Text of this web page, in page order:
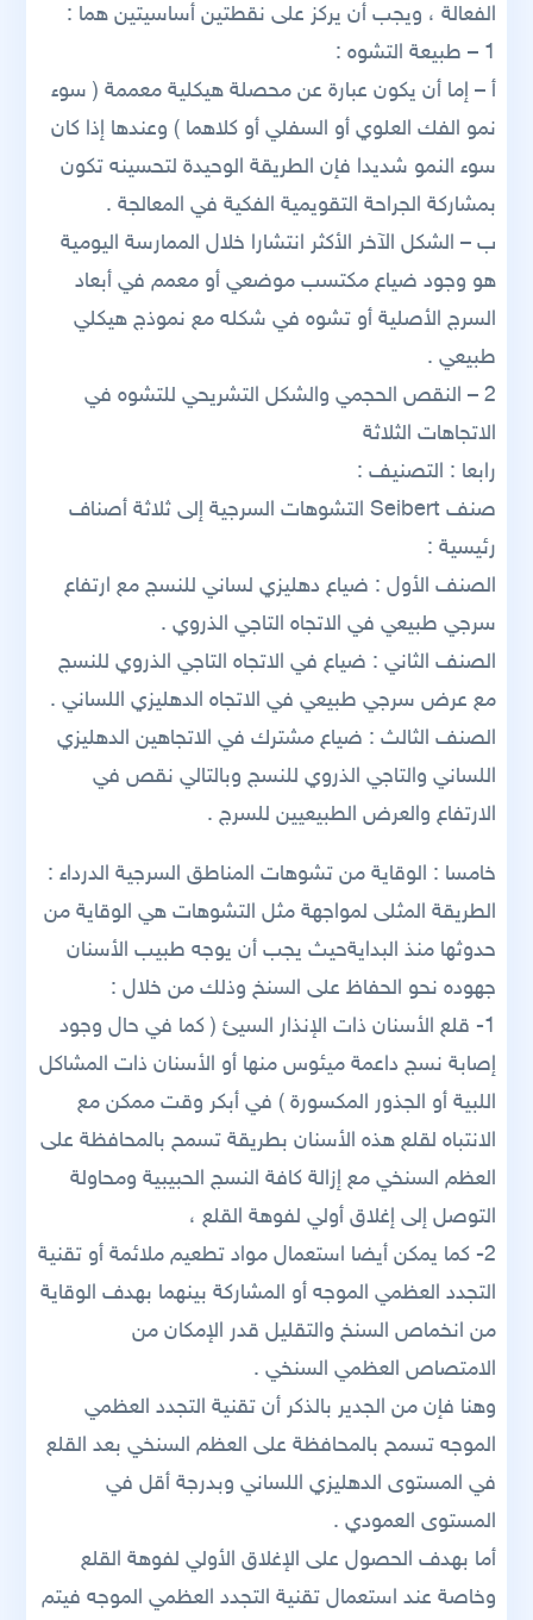
الفعالة ، ويجب أن يركز على نقطتين أساسيتين هما :
1 – طبيعة التشوه :
أ – إما أن يكون عبارة عن محصلة هيكلية معممة ( سوء
نمو الفك العلوي أو السفلي أو كلاهما ) وعندها إذا كان
سوء النمو شديدا فإن الطريقة الوحيدة لتحسينه تكون
بمشاركة الجراحة التقويمية الفكية في المعالجة .
ب – الشكل الآخر الأكثر انتشارا خلال الممارسة اليومية
هو وجود ضياع مكتسب موضعي أو معمم في أبعاد
السرج الأصلية أو تشوه في شكله مع نموذج هيكلي
طبيعي .
2 – النقص الحجمي والشكل التشريحي للتشوه في
الاتجاهات الثلاثة
رابعا : التصنيف :
صنف Seibert التشوهات السرجية إلى ثلاثة أصناف
رئيسية :
الصنف الأول : ضياع دهليزي لساني للنسج مع ارتفاع
سرجي طبيعي في الاتجاه التاجي الذروي .
الصنف الثاني : ضياع في الاتجاه التاجي الذروي للنسج
مع عرض سرجي طبيعي في الاتجاه الدهليزي اللساني .
الصنف الثالث : ضياع مشترك في الاتجاهين الدهليزي
اللساني والتاجي الذروي للنسج وبالتالي نقص في
الارتفاع والعرض الطبيعيين للسرج .
خامسا : الوقاية من تشوهات المناطق السرجية الدرداء :
الطريقة المثلى لمواجهة مثل التشوهات هي الوقاية من
حدوثها منذ البدايةحيث يجب أن يوجه طبيب الأسنان
جهوده نحو الحفاظ على السنخ وذلك من خلال :
1- قلع الأسنان ذات الإنذار السيئ ( كما في حال وجود
إصابة نسج داعمة ميئوس منها أو الأسنان ذات المشاكل
اللبية أو الجذور المكسورة ) في أبكر وقت ممكن مع
الانتباه لقلع هذه الأسنان بطريقة تسمح بالمحافظة على
العظم السنخي مع إزالة كافة النسج الحبيبية ومحاولة
التوصل إلى إغلاق أولي لفوهة القلع ،
2- كما يمكن أيضا استعمال مواد تطعيم ملائمة أو تقنية
التجدد العظمي الموجه أو المشاركة بينهما بهدف الوقاية
من انخماص السنخ والتقليل قدر الإمكان من
الامتصاص العظمي السنخي .
وهنا فإن من الجدير بالذكر أن تقنية التجدد العظمي
الموجه تسمح بالمحافظة على العظم السنخي بعد القلع
في المستوى الدهليزي اللساني وبدرجة أقل في
المستوى العمودي .
أما بهدف الحصول على الإغلاق الأولي لفوهة القلع
وخاصة عند استعمال تقنية التجدد العظمي الموجه فيتم